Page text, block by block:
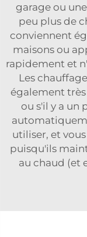
garage ou
peu plus de
conviennent
maisons ou
rapidement et
Les
également
ou s'il y a un
utiliser, et
puisqu'ils
au chaud (et